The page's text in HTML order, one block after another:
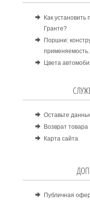
Как
Гранте?
Поршни:
применяемость.
Цвета
Оставьте
Возврат товара
Карта сайта
Публичная